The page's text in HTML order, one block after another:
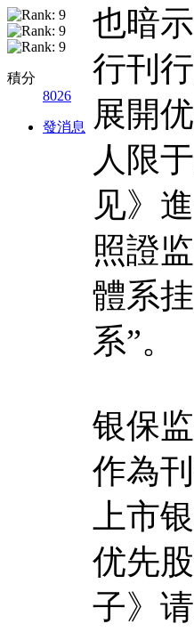
積分
8026
發消息
也暗
行刊
展開
人限
见》
照證
體系
系”。
银保
作為
上市
优先
子》